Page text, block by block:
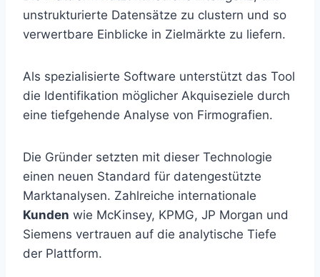
unstrukturierte Datensätze zu clustern und so
verwertbare Einblicke in Zielmärkte zu liefern.
Als spezialisierte Software unterstützt das Tool
die Identifikation möglicher Akquiseziele durch
eine tiefgehende Analyse von Firmografien.
Die Gründer setzten mit dieser Technologie
einen neuen Standard für datengestützte
Marktanalysen. Zahlreiche internationale
Kunden wie McKinsey, KPMG, JP Morgan und
Siemens vertrauen auf die analytische Tiefe
der Plattform.